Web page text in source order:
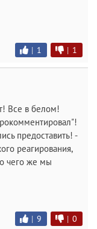
| 1 | 1
Все в белом!
предоставить! -
реагирования,
чего же мы
| 9 | 0